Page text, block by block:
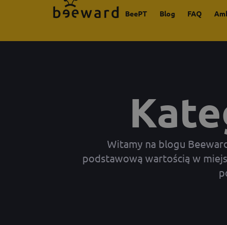
BeePT Blog FAQ
Witamy na blogu
podstawową wartością w